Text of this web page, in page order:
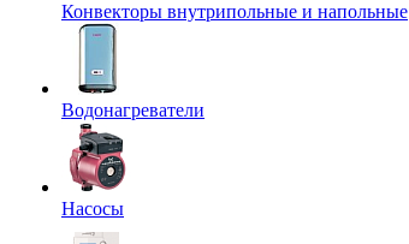
Конвекторы внутрипольные и напольные
Водонагреватели
Насосы